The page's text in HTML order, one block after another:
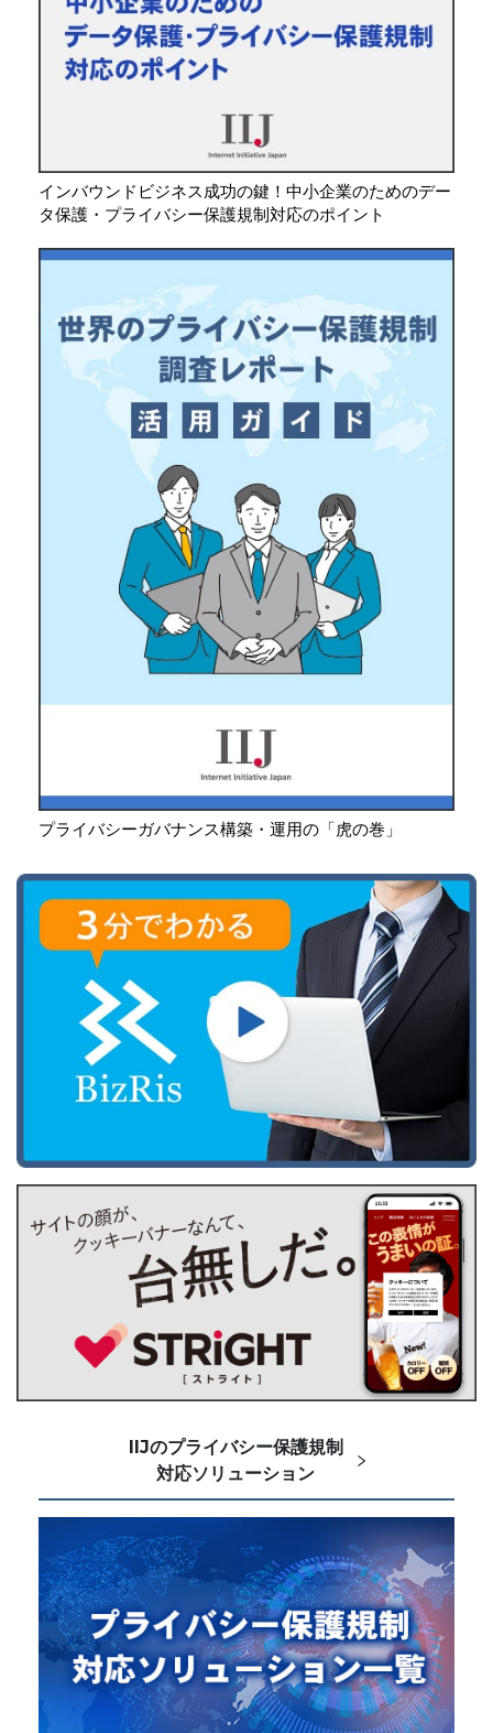
インバウンドビジネス成功の鍵！中小企業のためのデー
タ保護・プライバシー保護規制対応のポイント
プライバシーガバナンス構築・運用の「虎の巻」
IIJのプライバシー保護規制
対応ソリューション